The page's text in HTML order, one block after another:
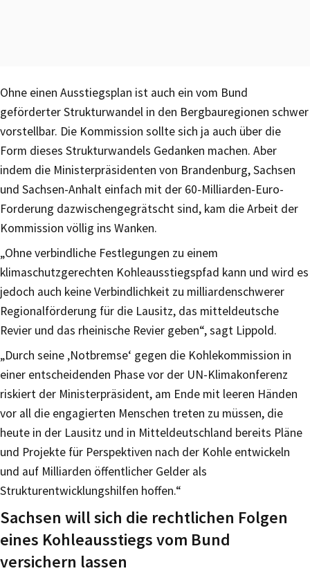
Ohne einen Ausstiegsplan ist auch ein vom Bund
geförderter Strukturwandel in den Bergbauregionen schwer
vorstellbar. Die Kommission sollte sich ja auch über die
Form dieses Strukturwandels Gedanken machen. Aber
indem die Ministerpräsidenten von Brandenburg, Sachsen
und Sachsen-Anhalt einfach mit der 60-Milliarden-Euro-
Forderung dazwischengegrätscht sind, kam die Arbeit der
Kommission völlig ins Wanken.
„Ohne verbindliche Festlegungen zu einem
klimaschutzgerechten Kohleausstiegspfad kann und wird es
jedoch auch keine Verbindlichkeit zu milliardenschwerer
Regionalförderung für die Lausitz, das mitteldeutsche
Revier und das rheinische Revier geben“, sagt Lippold.
„Durch seine ‚Notbremse‘ gegen die Kohlekommission in
einer entscheidenden Phase vor der UN-Klimakonferenz
riskiert der Ministerpräsident, am Ende mit leeren Händen
vor all die engagierten Menschen treten zu müssen, die
heute in der Lausitz und in Mitteldeutschland bereits Pläne
und Projekte für Perspektiven nach der Kohle entwickeln
und auf Milliarden öffentlicher Gelder als
Strukturentwicklungshilfen hoffen.“
Sachsen will sich die rechtlichen Folgen
eines Kohleausstiegs vom Bund
versichern lassen